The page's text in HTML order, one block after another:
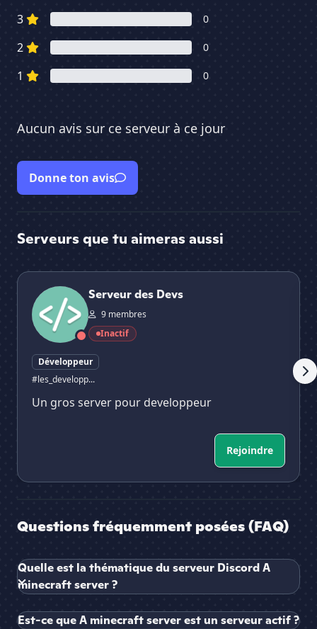
3 0
2 0
1 0
Aucun avis sur ce serveur à ce jour
Donne ton avis
Serveurs que tu aimeras aussi
Serveur des Devs
Serveur des Devs
9 membres
Inactif
Développeur
#les_developp...
Un gros server pour developpeur
Rejoindre
Questions fréquemment posées (FAQ)
Quelle est la thématique du serveur Discord A
minecraft server ?
Est-ce que A minecraft server est un serveur actif ?